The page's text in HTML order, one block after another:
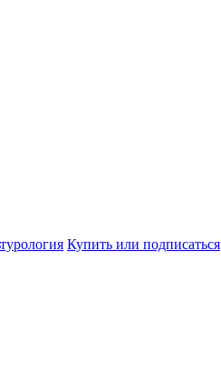
Купить или подписаться